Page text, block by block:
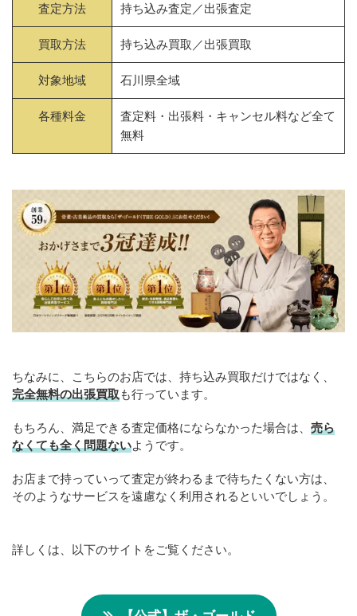
査定方法 持ち込み査定／出張査定
買取方法 持ち込み買取／出張買取
対象地域 石川県全域
各種料金
査定料・出張料・キャンセル料など全て
無料
ちなみに、こちらのお店では、持ち込み買取だけではなく、
完全無料の出張買取も行っています。
もちろん、満足できる査定価格にならなかった場合は、 売ら
なくても全く問題ないようです。
お店まで持っていって査定が終わるまで待ちたくない方は、
そのようなサービスを遠慮なく利用されるといいでしょう。
詳しくは、以下のサイトをご覧ください。